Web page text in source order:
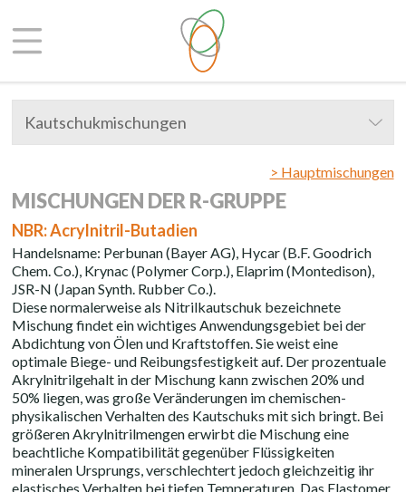
Kautschukmischungen
> Hauptmischungen
MISCHUNGEN DER R-GRUPPE
NBR: Acrylnitril-Butadien
Handelsname: Perbunan (Bayer AG), Hycar (B.F. Goodrich
Chem. Co.), Krynac (Polymer Corp.), Elaprim (Montedison),
JSR-N (Japan Synth. Rubber Co.).
Diese normalerweise als Nitrilkautschuk bezeichnete
Mischung findet ein wichtiges Anwendungsgebiet bei der
Abdichtung von Ölen und Kraftstoffen. Sie weist eine
optimale Biege- und Reibungsfestigkeit auf. Der prozentuale
Akrylnitrilgehalt in der Mischung kann zwischen 20% und
50% liegen, was große Veränderungen im chemischen-
physikalischen Verhalten des Kautschuks mit sich bringt. Bei
größeren Akrylnitrilmengen erwirbt die Mischung eine
beachtliche Kompatibilität gegenüber Flüssigkeiten
mineralen Ursprungs, verschlechtert jedoch gleichzeitig ihr
elastisches Verhalten bei tiefen Temperaturen. Das Elastomer